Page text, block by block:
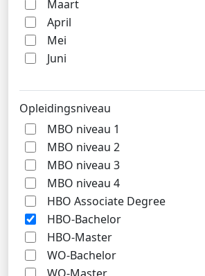
Maart
April
Mei
Juni
Opleidingsniveau
MBO niveau 1
MBO niveau 2
MBO niveau 3
MBO niveau 4
HBO Associate Degree
HBO-Bachelor
HBO-Master
WO-Bachelor